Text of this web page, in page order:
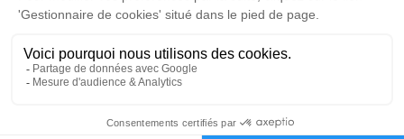
Nos réseaux sociaux
Politique de traitement des données personnelles
Politique d’utilisation des cookies
Zone d'intervention